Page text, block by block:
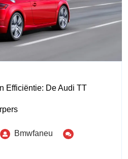
Efficiëntie: De Audi TT
Bmwfaneu